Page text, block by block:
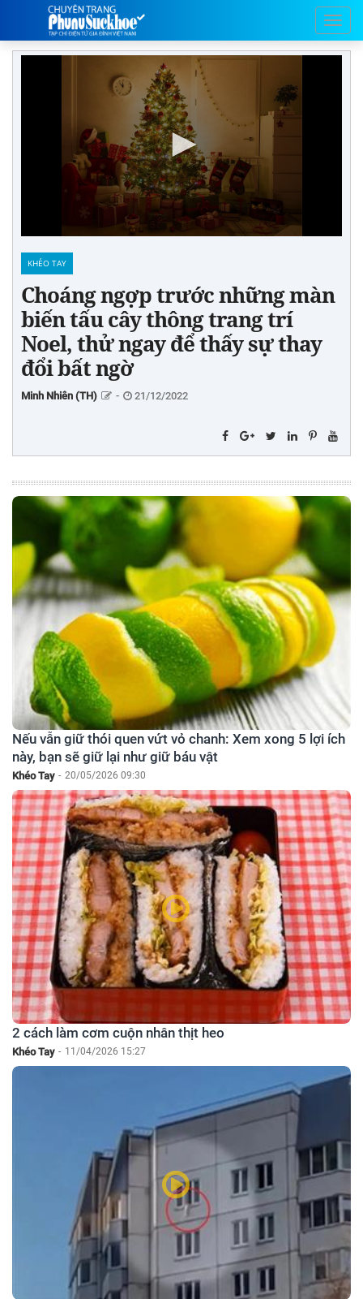
KHÉO TAY
Choáng ngợp trước những màn
biến tấu cây thông trang trí
Noel, thử ngay để thấy sự thay
đổi bất ngờ
Minh Nhiên (TH) - 21/12/2022
Nếu vẫn giữ thói quen vứt vỏ chanh: Xem xong 5 lợi ích
này, bạn sẽ giữ lại như giữ báu vật
Khéo Tay - 20/05/2026 09:30
2 cách làm cơm cuộn nhân thịt heo
Khéo Tay - 11/04/2026 15:27